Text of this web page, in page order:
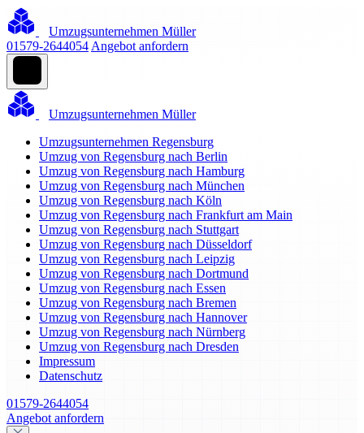
Umzugsunternehmen Müller
01579-2644054 Angebot anfordern
Umzugsunternehmen Müller
Umzugsunternehmen Regensburg
Umzug von Regensburg nach Berlin
Umzug von Regensburg nach Hamburg
Umzug von Regensburg nach München
Umzug von Regensburg nach Köln
Umzug von Regensburg nach Frankfurt am Main
Umzug von Regensburg nach Stuttgart
Umzug von Regensburg nach Düsseldorf
Umzug von Regensburg nach Leipzig
Umzug von Regensburg nach Dortmund
Umzug von Regensburg nach Essen
Umzug von Regensburg nach Bremen
Umzug von Regensburg nach Hannover
Umzug von Regensburg nach Nürnberg
Umzug von Regensburg nach Dresden
Impressum
Datenschutz
01579-2644054
Angebot anfordern